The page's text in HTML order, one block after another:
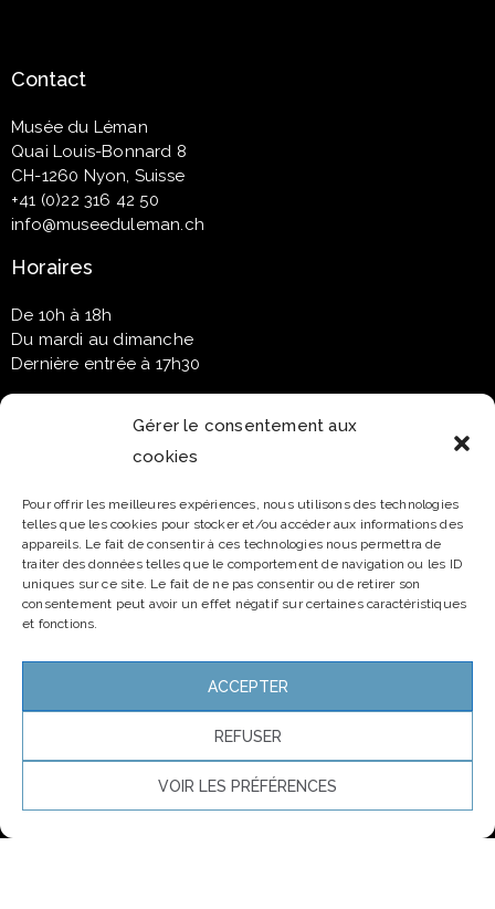
Gérer le consentement aux
cookies
Pour offrir les meilleures expériences, nous utilisons des technologies
telles que les cookies pour stocker et/ou accéder aux informations des
appareils. Le fait de consentir à ces technologies nous permettra de
traiter des données telles que le comportement de navigation ou les ID
uniques sur ce site. Le fait de ne pas consentir ou de retirer son
consentement peut avoir un effet négatif sur certaines caractéristiques
et fonctions.
ACCEPTER
REFUSER
VOIR LES PRÉFÉRENCES
Contact
Musée du Léman
Quai Louis-Bonnard 8
CH-1260 Nyon, Suisse
+41 (0)22 316 42 50
info@museeduleman.ch
Horaires
De 10h à 18h
Du mardi au dimanche
Dernière entrée à 17h30
Email*
Nom